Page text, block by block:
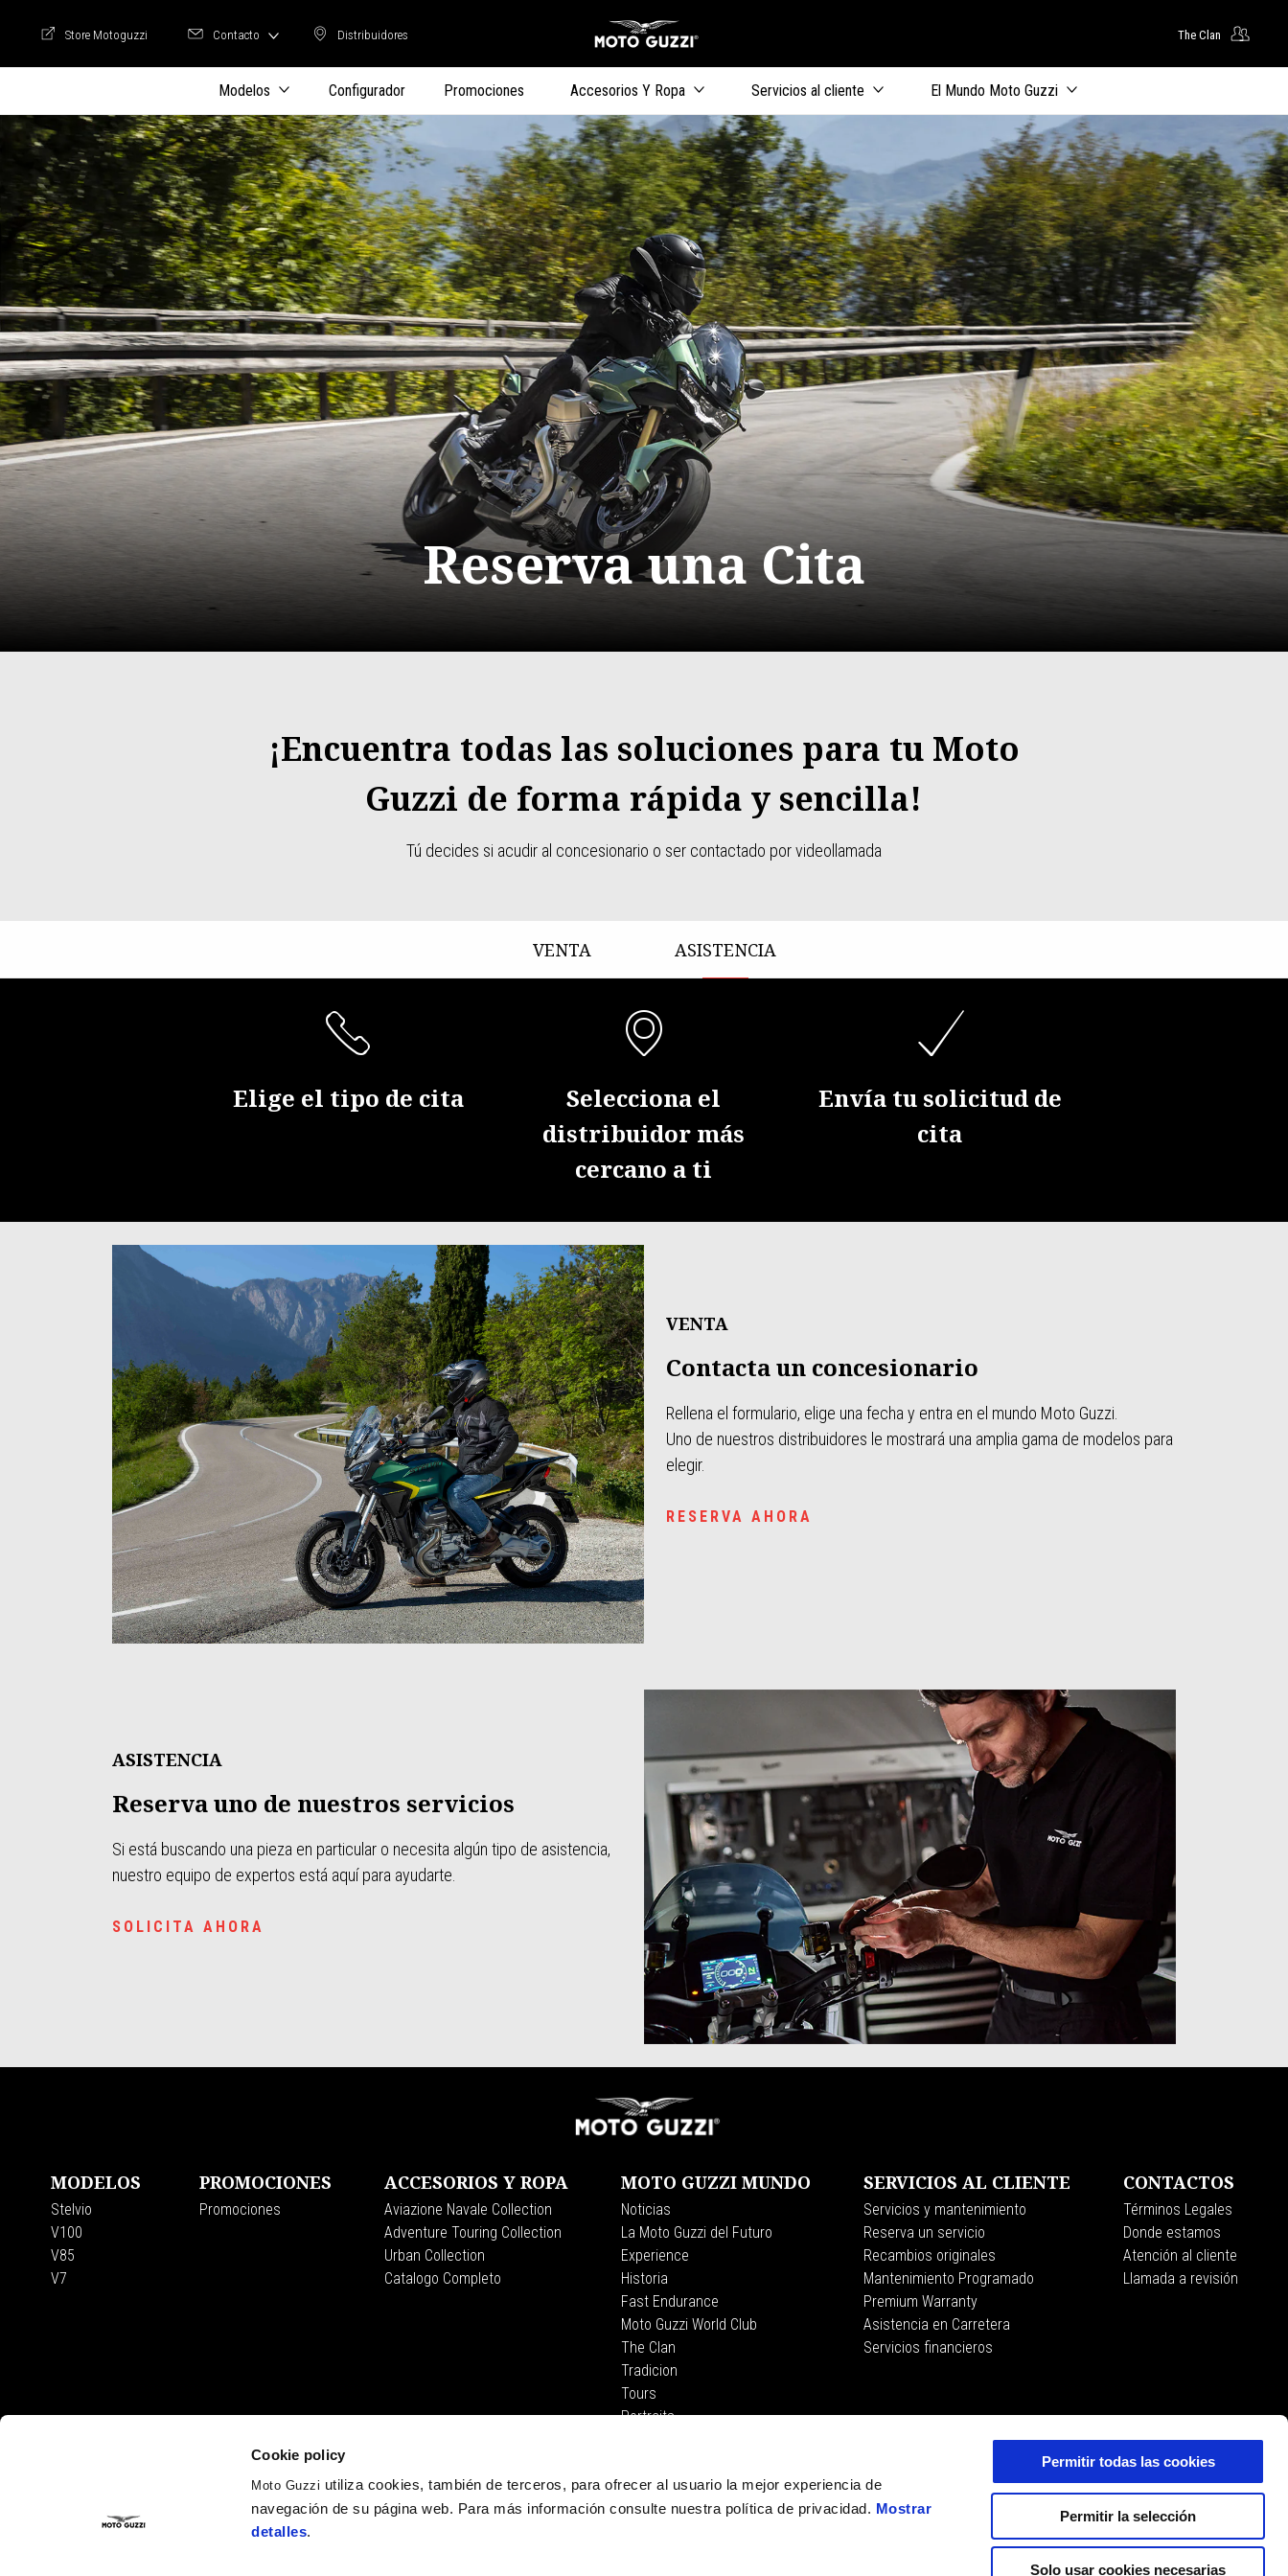
Cookie policy
Moto Guzzi utiliza cookies, también de terceros, para ofrecer al usuario la mejor experiencia de
navegación de su página web. Para más información consulte nuestra política de privacidad. Mostrar
detalles.
Permitir todas las cookies
Permitir la selección
Solo usar cookies necesarias
Distribuidores
Distribuidores
Store Motoguzzi
Store Motoguzzi Contacto The Clan
Modelos Configurador Promociones Accesorios Y Ropa Servicios al cliente El Mundo Moto Guzzi
Reserva una Cita
¡Encuentra todas las soluciones para tu Moto
Guzzi de forma rápida y sencilla!
Tú decides si acudir al concesionario o ser contactado por videollamada
VENTA ASISTENCIA
Item
Elige el tipo de cita
Selecciona el
distribuidor más
cercano a ti
Envía tu solicitud de
cita
VENTA
Contacta un concesionario
Rellena el formulario, elige una fecha y entra en el mundo Moto Guzzi.
Uno de nuestros distribuidores le mostrará una amplia gama de modelos para
elegir.
RESERVA AHORA
ASISTENCIA
Reserva uno de nuestros servicios
Si está buscando una pieza en particular o necesita algún tipo de asistencia,
nuestro equipo de expertos está aquí para ayudarte.
SOLICITA AHORA
MODELOS
Stelvio
V100
V85
V7
PROMOCIONES
Promociones
ACCESORIOS Y ROPA
Aviazione Navale Collection
Adventure Touring Collection
Urban Collection
Catalogo Completo
MOTO GUZZI MUNDO
Noticias
La Moto Guzzi del Futuro
Experience
Historia
Fast Endurance
Moto Guzzi World Club
The Clan
Tradicion
Tours
Portraits
SERVICIOS AL CLIENTE
Servicios y mantenimiento
Reserva un servicio
Recambios originales
Mantenimiento Programado
Premium Warranty
Asistencia en Carretera
Servicios financieros
CONTACTOS
Términos Legales
Donde estamos
Atención al cliente
Llamada a revisión
CORPORATE
Wide Magazine